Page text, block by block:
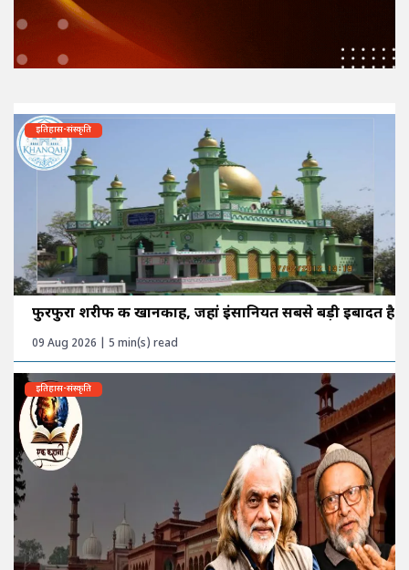
इतिहास-संस्कृति
फुरफुरा शरीफ की खानकाह, जहां इंसानियत सबसे बड़ी इबादत है
09 Aug 2026 | 5 min(s) read
इतिहास-संस्कृति